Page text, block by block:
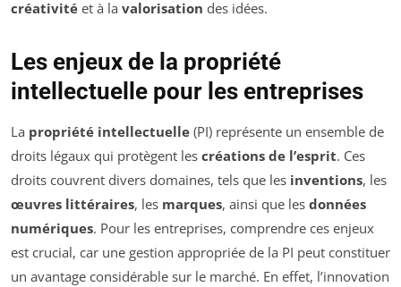
créativité et à la valorisation des idées.
Les enjeux de la propriété
intellectuelle pour les entreprises
La propriété intellectuelle (PI) représente un ensemble de
droits légaux qui protègent les créations de l’esprit. Ces
droits couvrent divers domaines, tels que les inventions, les
œuvres littéraires, les marques, ainsi que les données
numériques. Pour les entreprises, comprendre ces enjeux
est crucial, car une gestion appropriée de la PI peut constituer
un avantage considérable sur le marché. En effet, l’innovation